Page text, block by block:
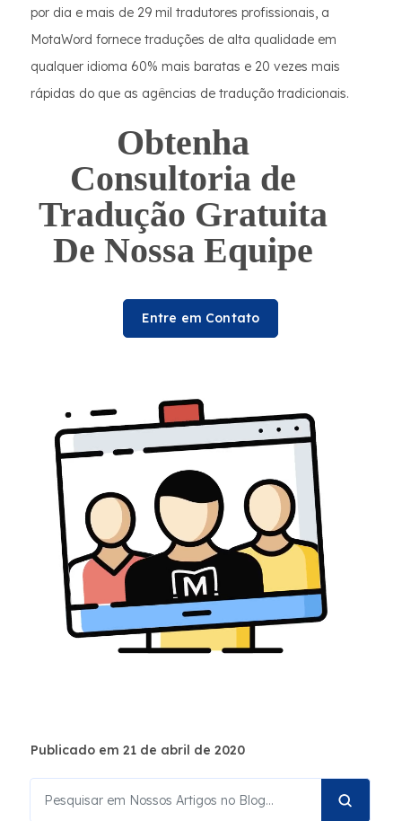
por dia e mais de 29 mil tradutores profissionais, a
MotaWord fornece traduções de alta qualidade em
qualquer idioma 60% mais baratas e 20 vezes mais
rápidas do que as agências de tradução tradicionais.
Obtenha
Consultoria de
Tradução Gratuita
De Nossa Equipe
Entre em Contato
Publicado em 21 de abril de 2020